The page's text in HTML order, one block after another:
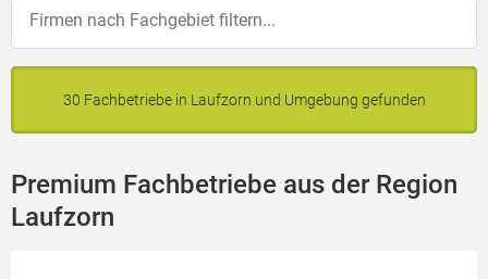
30 Fachbetriebe in Laufzorn und Umgebung gefunden
Premium Fachbetriebe aus der Region
Laufzorn